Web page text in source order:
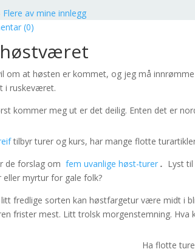
Flere av mine innlegg
(0)
om at høsten er kommet, og jeg må
i ruskeværet.
kommer meg ut er det deilig. Enten det er
tilbyr turer og kurs, har mange flotte
de forslag omfem uvanlige høst-turer. Lyst
myrtur for gale folk?
fredlige sorten kan høstfargetur være midt i
frister mest. Litt trolsk morgenstemning. Hva
Ha flotte